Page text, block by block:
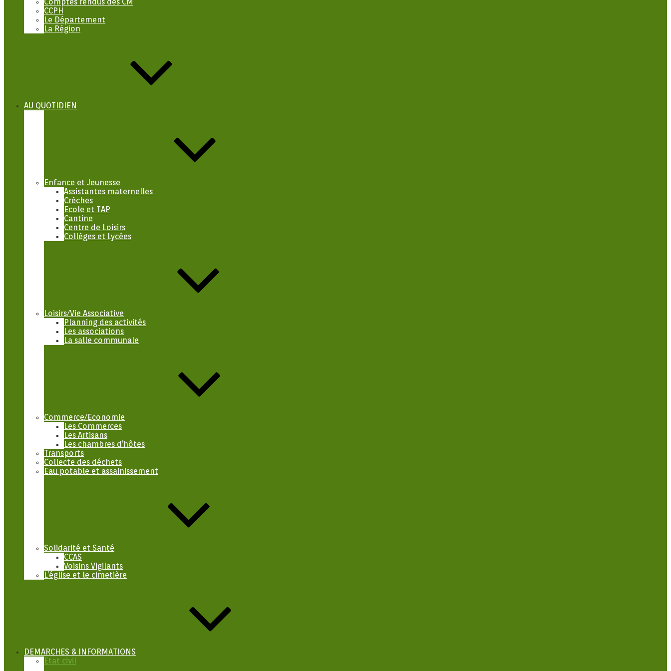
CCPH
Le Département
La Région
AU QUOTIDIEN
Enfance et Jeunesse
Assistantes maternelles
Crèches
Ecole et TAP
Cantine
Centre de Loisirs
Collèges et Lycées
Loisirs/Vie Associative
Planning des activités
Les associations
La salle communale
Commerce/Economie
Les Commerces
Les Artisans
Les chambres d’hôtes
Transports
Collecte des déchets
Eau potable et assainissement
Solidarité et Santé
CCAS
Voisins Vigilants
L’église et le cimetière
DEMARCHES & INFORMATIONS
Etat civil